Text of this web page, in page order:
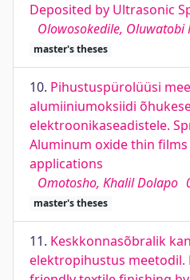
Deposited by Ultrasonic
Olowosokedile, Oluwatobi
master's theses
10. Pihustuspürolüüsi
alumiiniumoksiidi
elektroonikaseadistele.
Aluminum oxide thin
applications
Omotosho, Khalil Dolapo
master's theses
11. Keskkonnasõbralik
elektropihustus meetodil.